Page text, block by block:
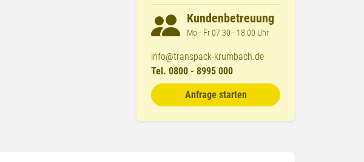
Kundenbetreuung
Mo - Fr 07.30 - 18.00 Uhr
info@transpack-krumbach.de
Tel. 0800 - 8995 000
Anfrage starten